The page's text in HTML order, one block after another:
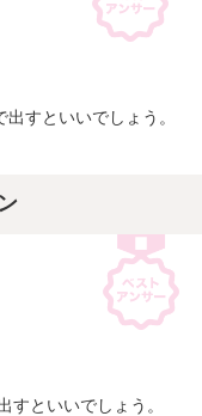
すといいでしょう。
すといいでしょう。